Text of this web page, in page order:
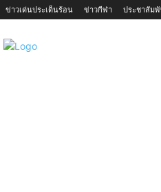
ข่าวเด่นประเด็นร้อน ข่าวกีฬา ประชาสัม